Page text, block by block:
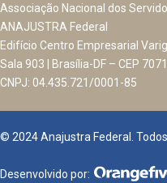
Associação Nacional dos
ANAJUSTRA Federal
Edifício Centro Empresarial
Sala 903 | Brasília-DF – CEP
CNPJ: 04.435.721/0001-85
© 2024 Anajustra Federal.
Desenvolvido por: